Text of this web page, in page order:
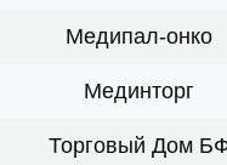
Медипал-онко
Мединторг
Торговый Дом